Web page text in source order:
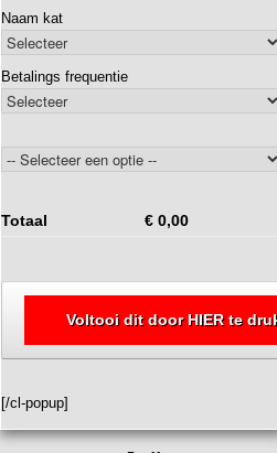
Naam kat
Betalings frequentie
Totaal € 0,00
Voltooi dit door HIER te
[/cl-popup]